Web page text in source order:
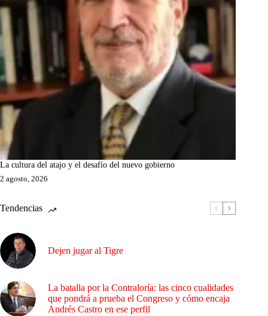
La cultura del atajo y el desafío del nuevo gobierno
2 agosto, 2026
Tendencias
Dejen jugar al Tigre
La batalla por la Contraloría: las cinco cualidades
que pondrá a prueba el Congreso y cómo encaja
Andrés Castro en ese perfil